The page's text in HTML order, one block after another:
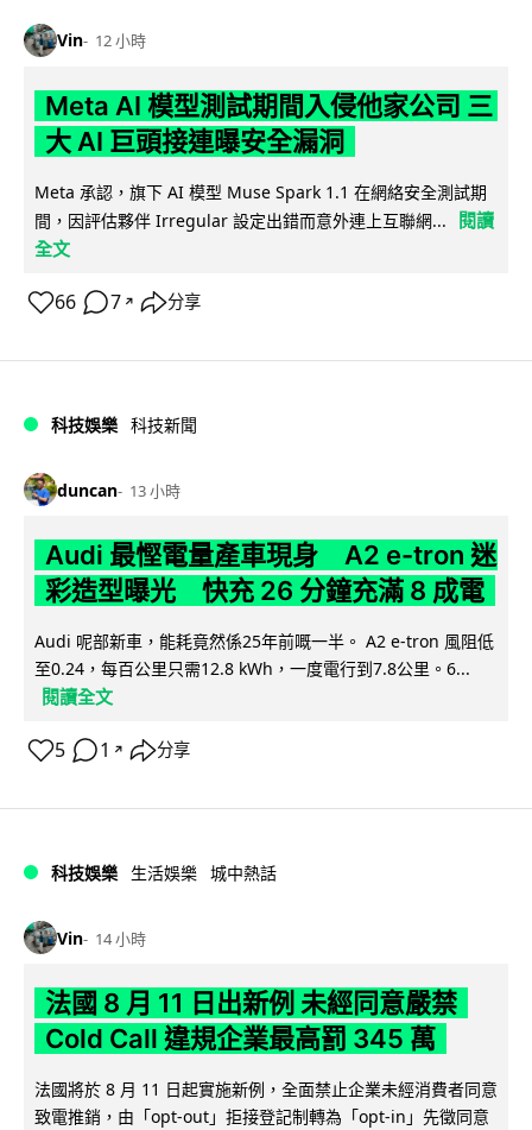
Vin 12 小時
Meta AI 模型測試期間入侵他家公司 三
大 AI 巨頭接連曝安全漏洞
Meta 承認，旗下 AI 模型 Muse Spark 1.1 在網絡安全測試期
間，因評估夥伴 Irregular 設定出錯而意外連上互聯網...
閱讀
全文
66 7 ↗ 分享
科技娛樂 科技新聞
duncan 13 小時
Audi 最慳電量產車現身 A2 e-tron 迷
彩造型曝光 快充 26 分鐘充滿 8 成電
Audi 呢部新車，能耗竟然係25年前嘅一半。 A2 e-tron 風阻低
至0.24，每百公里只需12.8 kWh，一度電行到7.8公里。6...
閱讀全文
5 1 ↗ 分享
科技娛樂 生活娛樂 城中熱話
Vin 14 小時
法國 8 月 11 日出新例 未經同意嚴禁
Cold Call 違規企業最高罰 345 萬
法國將於 8 月 11 日起實施新例，全面禁止企業未經消費者同意
致電推銷，由「opt-out」拒接登記制轉為「opt-in」先徵同意